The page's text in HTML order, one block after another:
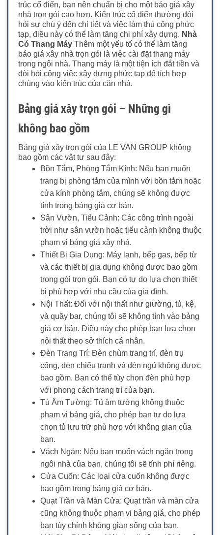
trúc cổ điển, bạn nên chuẩn bị cho một báo giá xây
nhà trọn gói cao hơn. Kiến trúc cổ điển thường đòi
hỏi sự chú ý đến chi tiết và việc làm thủ công phức
tạp, điều này có thể làm tăng chi phí xây dựng. Nhà
Có Thang Máy Thêm một yếu tố có thể làm tăng
báo giá xây nhà trọn gói là việc cài đặt thang máy
trong ngôi nhà. Thang máy là một tiện ích đắt tiền và
đòi hỏi công việc xây dựng phức tạp để tích hợp
chúng vào kiến trúc của căn nhà.
Bảng giá xây trọn gói – Những gì
không bao gồm
Bảng giá xây trọn gói của LE VAN GROUP không
bao gồm các vật tư sau đây:
Bồn Tắm, Phòng Tắm Kính: Nếu bạn muốn
trang bị phòng tắm của mình với bồn tắm hoặc
cửa kính phòng tắm, chúng sẽ không được
tính trong bảng giá cơ bản.
Sân Vườn, Tiểu Cảnh: Các công trình ngoài
trời như sân vườn hoặc tiểu cảnh không thuộc
phạm vi bảng giá xây nhà.
Thiết Bị Gia Dụng: Máy lạnh, bếp gas, bếp từ
và các thiết bị gia dụng không được bao gồm
trong gói trọn gói. Bạn có tự do lựa chọn thiết
bị phù hợp với nhu cầu của gia đình.
Nội Thất: Đối với nội thất như giường, tủ, kệ,
và quầy bar, chúng tôi sẽ không tính vào bảng
giá cơ bản. Điều này cho phép bạn lựa chọn
nội thất theo sở thích cá nhân.
Đèn Trang Trí: Đèn chùm trang trí, đèn trụ
cổng, đèn chiếu tranh và đèn ngủ không được
bao gồm. Bạn có thể tùy chọn đèn phù hợp
với phong cách trang trí của bạn.
Tủ Âm Tường: Tủ âm tường không thuộc
phạm vi bảng giá, cho phép bạn tự do lựa
chọn tủ lưu trữ phù hợp với không gian của
bạn.
Vách Ngăn: Nếu bạn muốn vách ngăn trong
ngôi nhà của bạn, chúng tôi sẽ tính phí riêng.
Cửa Cuốn: Các loại cửa cuốn không được
bao gồm trong bảng giá cơ bản.
Quạt Trần và Màn Cửa: Quạt trần và màn cửa
cũng không thuộc phạm vi bảng giá, cho phép
bạn tùy chỉnh không gian sống của bạn.